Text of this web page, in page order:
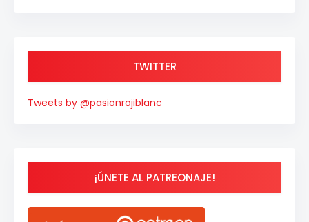
TWITTER
Tweets by @pasionrojiblanc
¡ÚNETE AL PATREONAJE!